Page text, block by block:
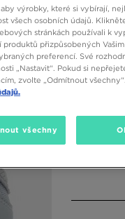
NIKE
1790 Kč
výrobky, které si vybírají,
všech osobních údajů. Klikněte
stránkách používali k
přizpůsobených
preferencí. Své
„Nastavit“. Pokud si
zvolte „Odmítnout
všechny